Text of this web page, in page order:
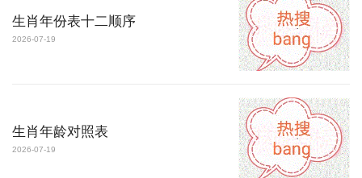
生肖年份表十二顺序
2026-07-19
生肖年龄对照表
2026-07-19